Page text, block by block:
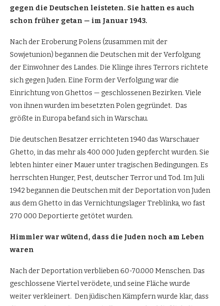
gegen die Deutschen leisteten. Sie hatten es auch
schon früher getan — im Januar 1943.
Nach der Eroberung Polens (zusammen mit der
Sowjetunion) begannen die Deutschen mit der Verfolgung
der Einwohner des Landes. Die Klinge ihres Terrors richtete
sich gegen Juden. Eine Form der Verfolgung war die
Einrichtung von Ghettos — geschlossenen Bezirken. Viele
von ihnen wurden im besetzten Polen gegründet. Das
größte in Europa befand sich in Warschau.
Die deutschen Besatzer errichteten 1940 das Warschauer
Ghetto, in das mehr als 400 000 Juden gepfercht wurden. Sie
lebten hinter einer Mauer unter tragischen Bedingungen. Es
herrschten Hunger, Pest, deutscher Terror und Tod. Im Juli
1942 begannen die Deutschen mit der Deportation von Juden
aus dem Ghetto in das Vernichtungslager Treblinka, wo fast
270 000 Deportierte getötet wurden.
Himmler war wütend, dass die Juden noch am Leben
waren
Nach der Deportation verblieben 60-70.000 Menschen. Das
geschlossene Viertel verödete, und seine Fläche wurde
weiter verkleinert. Den jüdischen Kämpfern wurde klar, dass